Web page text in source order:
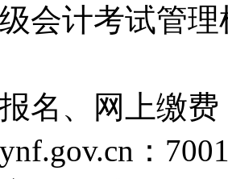
会计考试管
名、网上缴
：